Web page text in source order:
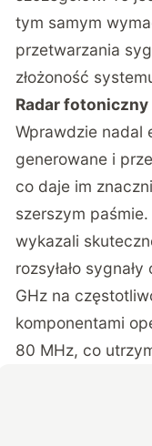
tym samym
przetwarzania
złożoność
Radar
Wprawdzie nadal
generowane i
co daje im
szerszym
wykazali
rozsyłało
GHz na
komponentami
80 MHz, co